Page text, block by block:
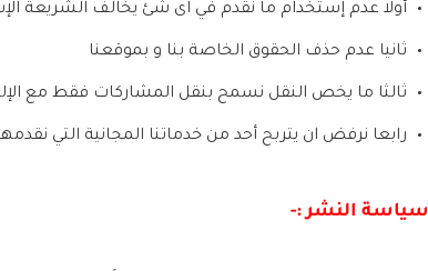
أولا عدم إستخدام ما نقدم في اى شئ يخالف الشريعة
ثانيا عدم حذف الحقوق الخاصة بنا و بموقعنا
ثالثا ما يخص النقل نسمح بنقل المشاركات فقط مع
رابعا نرفض ان يتربح أحد من خدماتنا المجانية التي
سياسة النشر :-